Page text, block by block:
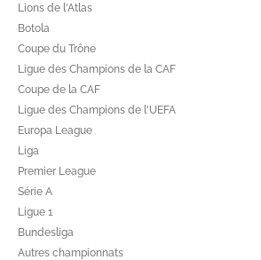
Lions de l'Atlas
Botola
Coupe du Trône
Ligue des Champions de la CAF
Coupe de la CAF
Ligue des Champions de l'UEFA
Europa League
Liga
Premier League
Série A
Ligue 1
Bundesliga
Autres championnats